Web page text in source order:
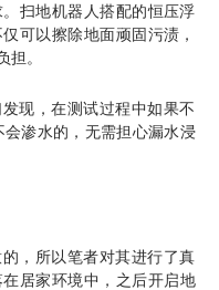
扫地机器人搭配的恒压浮
可以擦除地面顽固污渍，
。
现，在测试过程中如果不
渗水的，无需担心漏水浸
，所以笔者对其进行了真
居家环境中，之后开启地